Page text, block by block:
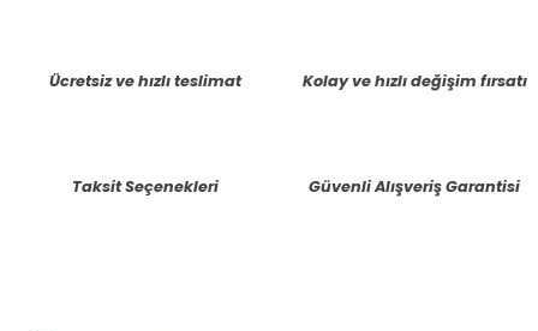
Ürün bilgilerinde hatalar bulunuyor.
Ücretsiz ve hızlı teslimat Kolay ve hızlı değişim fırsatı
Taksit Seçenekleri Güvenli Alışveriş Garantisi